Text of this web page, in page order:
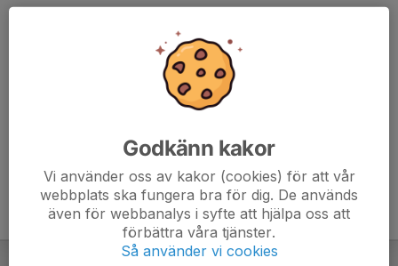
Godkänn kakor
Vi använder oss av kakor (cookies) för att vår
webbplats ska fungera bra för dig. De används
även för webbanalys i syfte att hjälpa oss att
förbättra våra tjänster.
Så använder vi cookies